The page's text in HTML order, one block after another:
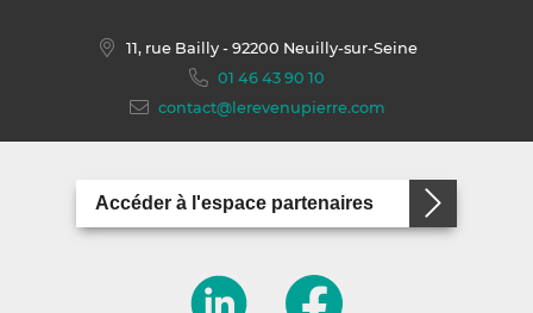
11, rue Bailly- 92200 Neuilly-sur-Seine
01 46 43 90 10
contact@lerevenupierre.com
Accéder à l'espace partenaires